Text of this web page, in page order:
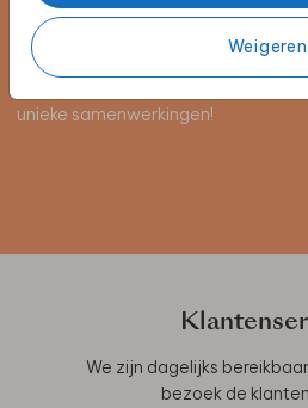
Weigeren
Schrijf je in voor de
unieke samenwerkingen!
We zijn dagelijks
bezoek de